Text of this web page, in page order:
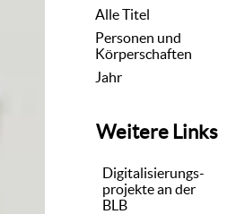
Alle Titel
Personen und
Körperschaften
Jahr
Weitere Links
Digitalisierungs-
projekte an der
BLB